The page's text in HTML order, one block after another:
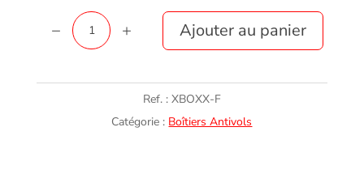
quantité
de
Ajouter au panier
Ref. : XBOXX-F
Catégorie : Boîtiers Antivols